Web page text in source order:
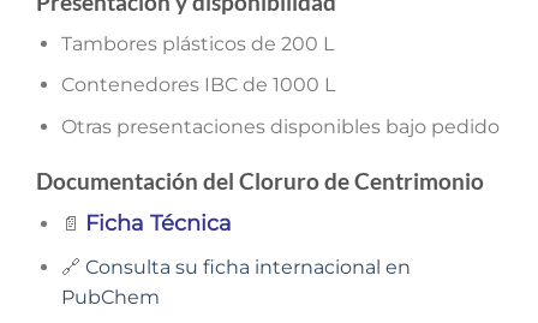
Tambores plásticos de 200 L
Contenedores IBC de 1000 L
Otras presentaciones disponibles bajo pedido
Documentación del Cloruro de Centrimonio
📄 Ficha Técnica
🔗 Consulta su ficha internacional en
PubChem